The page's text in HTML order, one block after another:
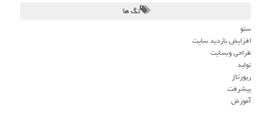
تگ ها
سئو
افزایش بازدید سایت
طراحی وبسایت
تولید
رپورتاژ
پیشرفت
آموزش